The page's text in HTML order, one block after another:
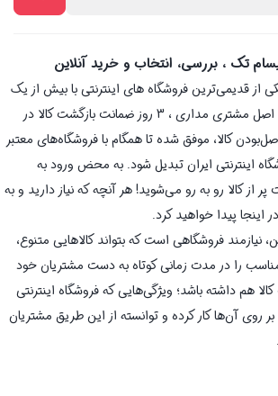
تک ، بررسی، انتخاب و خرید آنلاین
از قدیمی‌ترین فروشگاه های اینترنتی با بیش از یک
دهه تجربه، با پایبندی به اصل مشتری مداری ، 3 روز ضمانت بازگشت کالا در
کالا، موفق شده تا همگام با فروشگاه‌های معتبر
اینترنتی ایران تبدیل شود. به محض ورود به
از کالا رو به رو می‌شوید! هر آنچه که نیاز دارید و به
پیدا خواهید کرد.
نیازمند فروشگاهی است که بتواند کالاهایی متنوع،
را در مدت زمانی کوتاه به دست مشتریان خود
هم داشته باشد؛ ویژگی‌هایی که فروشگاه اینترنتی
آن‌ها کار کرده و توانسته از این طریق مشتریان